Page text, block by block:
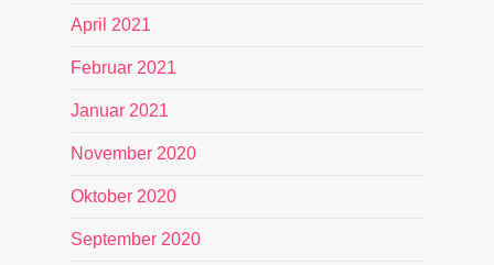
April 2021
Februar 2021
Januar 2021
November 2020
Oktober 2020
September 2020